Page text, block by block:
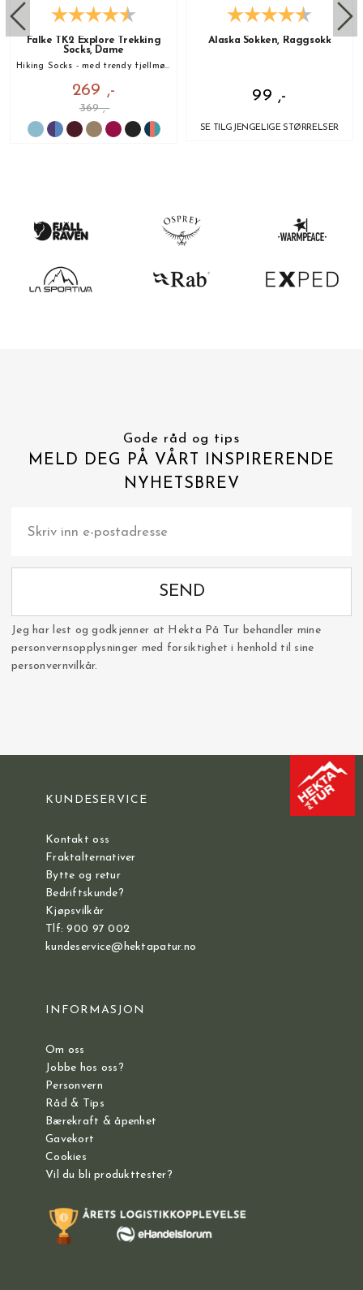
Falke TK2 Explore Trekking
Socks, Dame
Hiking Socks - med trendy fjellmønster!
269 ,-
369 ,-
Alaska Sokken, Raggsokk
99 ,-
SE TILGJENGELIGE STØRRELSER
Gode råd og tips
MELD DEG PÅ VÅRT INSPIRERENDE
NYHETSBREV
SEND
Jeg har lest og godkjenner at Hekta På Tur behandler mine
personvernsopplysninger med forsiktighet i henhold til sine
personvernvilkår.
KUNDESERVICE
Kontakt oss
Fraktalternativer
Bytte og retur
Bedriftskunde?
Kjøpsvilkår
Tlf: 900 97 002
kundeservice@hektapatur.no
INFORMASJON
Om oss
Jobbe hos oss?
Personvern
Råd & Tips
Bærekraft & åpenhet
Gavekort
Cookies
Vil du bli produkttester?